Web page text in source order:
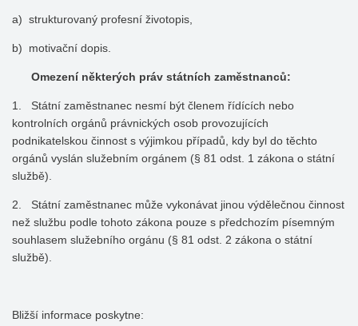
a) strukturovaný profesní životopis,
b) motivační dopis.
Omezení některých práv státních zaměstnanců:
1. Státní zaměstnanec nesmí být členem řídících nebo
kontrolních orgánů právnických osob provozujících
podnikatelskou činnost s výjimkou případů, kdy byl do těchto
orgánů vyslán služebním orgánem (§ 81 odst. 1 zákona o státní
službě).
2. Státní zaměstnanec může vykonávat jinou výdělečnou činnost
než službu podle tohoto zákona pouze s předchozím písemným
souhlasem služebního orgánu (§ 81 odst. 2 zákona o státní
službě).
Bližší informace poskytne: